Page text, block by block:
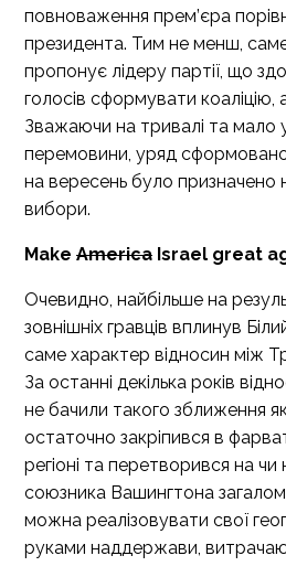
повноваження прем’єра
президента. Тим не менш, саме
пропонує лідеру партії, що
голосів сформувати коаліцію,
Зважаючи на тривалі та мало
перемовини, уряд
на вересень було призначено
вибори.
Make America Israel great
Очевидно, найбільше на
зовнішніх гравців вплинув
саме характер відносин між
За останні декілька років
не бачили такого зближення як
остаточно закріпився в
регіоні та перетворився на чи
союзника Вашингтона
можна реалізовувати свої
руками наддержави,